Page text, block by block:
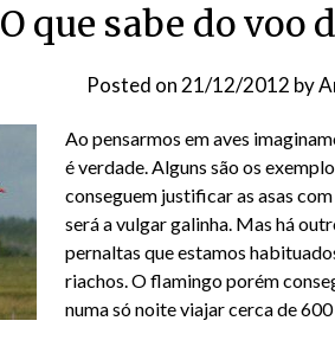
O que sabe do voo
Posted on 21/12/2012 by
Ao pensarmos em aves
é verdade. Alguns são os
conseguem justificar as asas
será a vulgar galinha. Mas há
pernaltas que estamos
riachos. O flamingo porém
numa só noite viajar cerca de